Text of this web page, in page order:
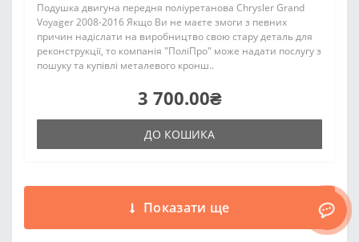
Подушка двигуна передня поліуретанова Chrysler Grand
Voyager 2008-2016 Якщо Ви не маєте змоги з певних
причин надіслати на виробництво свою стару деталь для
реконструкції, то компанія "ПоліПро" може надати послугу з
пошуку та купівлі металевого кронш..
3 700.00₴
ДО КОШИКА
Показати ще